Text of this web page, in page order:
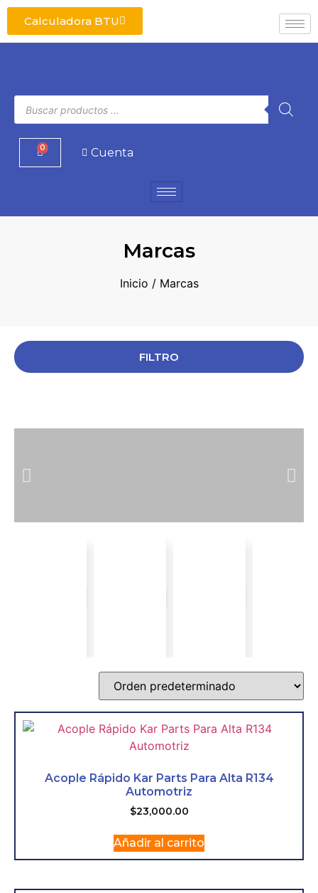
Calculadora BTU
0 Cuenta
Marcas
Inicio / Marcas
FILTRO
Acople Rápido Kar Parts Para Alta R134
Automotriz
$23,000.00
Añadir al carrito